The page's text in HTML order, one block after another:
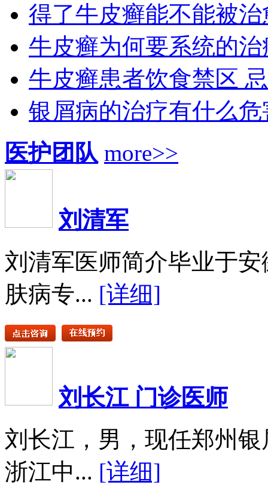
得了牛皮癣能不能被治
牛皮癣为何要系统的治
牛皮癣患者饮食禁区
银屑病的治疗有什么危
医护团队 more>>
刘清军
刘清军医师简介毕业于
肤病专... [详细]
刘长江 门诊医师
刘长江，男，现任郑州
浙江中... [详细]